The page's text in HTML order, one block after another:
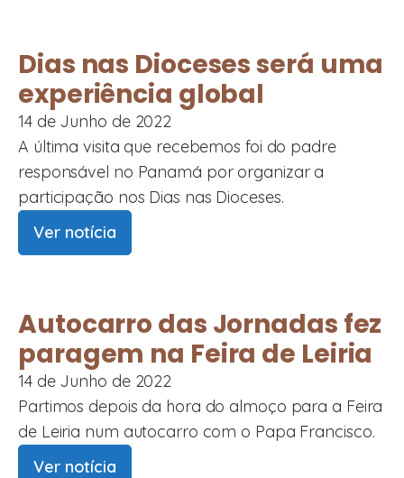
Dias nas Dioceses será uma
experiência global
14 de Junho de 2022
A última visita que recebemos foi do padre
responsável no Panamá por organizar a
participação nos Dias nas Dioceses.
Ver notícia
Autocarro das Jornadas fez
paragem na Feira de Leiria
14 de Junho de 2022
Partimos depois da hora do almoço para a Feira
de Leiria num autocarro com o Papa Francisco.
Ver notícia